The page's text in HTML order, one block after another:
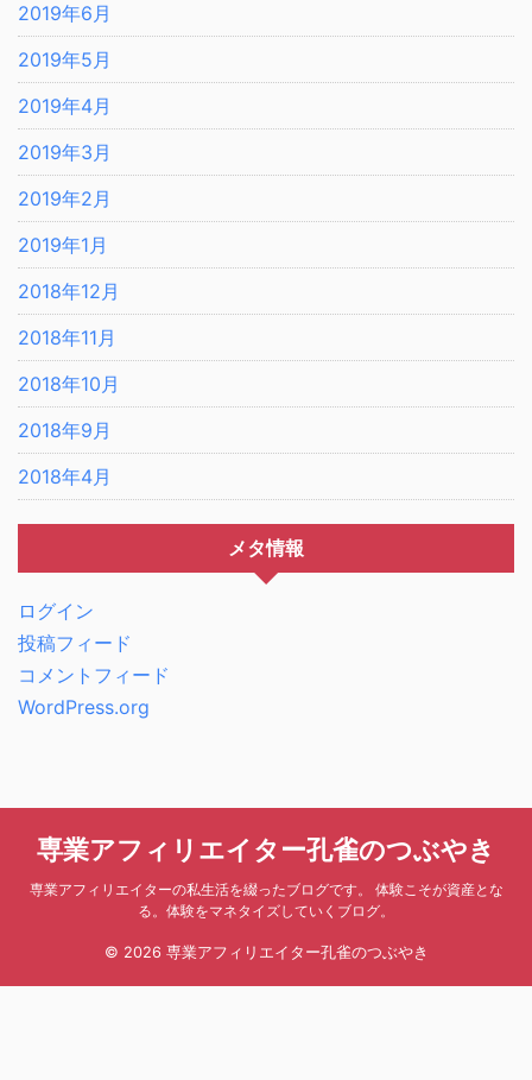
2019年6月
2019年5月
2019年4月
2019年3月
2019年2月
2019年1月
2018年12月
2018年11月
2018年10月
2018年9月
2018年4月
メタ情報
ログイン
投稿フィード
コメントフィード
WordPress.org
専業アフィリエイター孔雀のつぶやき
専業アフィリエイターの私生活を綴ったブログです。 体験こそが資産とな
る。体験をマネタイズしていくブログ。
© 2026 専業アフィリエイター孔雀のつぶやき